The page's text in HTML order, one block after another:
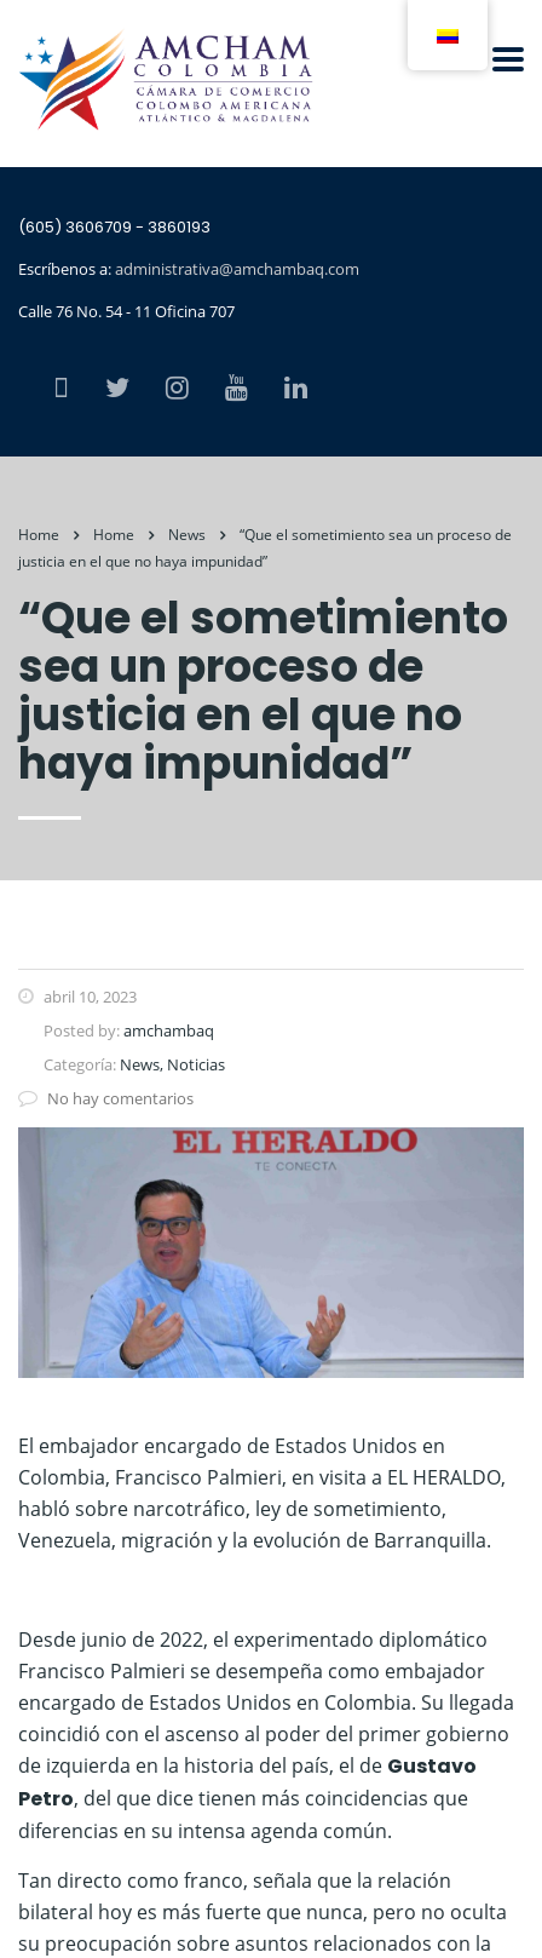
(605) 3606709 - 3860193
Escríbenos a:administrativa@amchambaq.com
Calle 76 No. 54 - 11 Oficina 707
Home Home News
“Que el sometimiento sea un proceso de
justicia en el que no haya impunidad”
“Que el sometimiento
sea un proceso de
justicia en el que no
haya impunidad”
abril 10, 2023
Posted by:amchambaq
Categoría: News, Noticias
No hay comentarios
El embajador encargado de Estados Unidos en
Colombia, Francisco Palmieri, en visita a EL HERALDO,
habló sobre narcotráfico, ley de sometimiento,
Venezuela, migración y la evolución de Barranquilla.
Desde junio de 2022, el experimentado diplomático
Francisco Palmieri se desempeña como embajador
encargado de Estados Unidos en Colombia. Su llegada
coincidió con el ascenso al poder del primer gobierno
de izquierda en la historia del país, el de Gustavo
Petro, del que dice tienen más coincidencias que
diferencias en su intensa agenda común.
Tan directo como franco, señala que la relación
bilateral hoy es más fuerte que nunca, pero no oculta
su preocupación sobre asuntos relacionados con la